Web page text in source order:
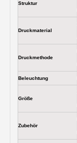
Struktur
Druckmaterial
Druckmethode
Beleuchtung
Größe
Zubehör